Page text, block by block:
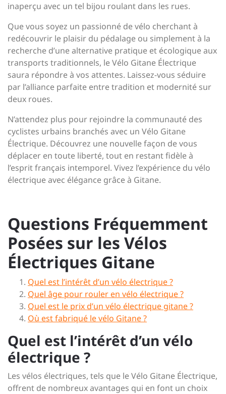
inaperçu avec un tel bijou roulant dans les rues.
Que vous soyez un passionné de vélo cherchant à
redécouvrir le plaisir du pédalage ou simplement à la
recherche d’une alternative pratique et écologique aux
transports traditionnels, le Vélo Gitane Électrique
saura répondre à vos attentes. Laissez-vous séduire
par l’alliance parfaite entre tradition et modernité sur
deux roues.
N’attendez plus pour rejoindre la communauté des
cyclistes urbains branchés avec un Vélo Gitane
Électrique. Découvrez une nouvelle façon de vous
déplacer en toute liberté, tout en restant fidèle à
l’esprit français intemporel. Vivez l’expérience du vélo
électrique avec élégance grâce à Gitane.
Questions Fréquemment
Posées sur les Vélos
Électriques Gitane
Quel est l’intérêt d’un vélo électrique ?
Quel âge pour rouler en vélo électrique ?
Quel est le prix d’un vélo électrique gitane ?
Où est fabriqué le vélo Gitane ?
Quel est l’intérêt d’un vélo
électrique ?
Les vélos électriques, tels que le Vélo Gitane Électrique,
offrent de nombreux avantages qui en font un choix